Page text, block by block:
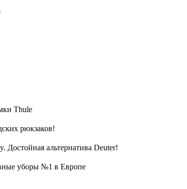
Thule
рюкзаков!
Достойная альтернатива Deuter!
уборы №1 в Европе